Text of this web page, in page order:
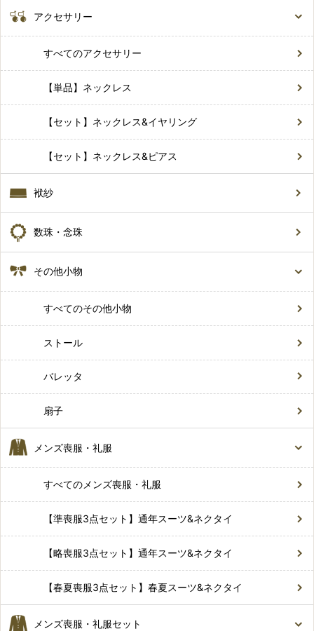
アクセサリー
すべてのアクセサリー
【単品】ネックレス
【セット】ネックレス&イヤリング
【セット】ネックレス&ピアス
袱紗
数珠・念珠
その他小物
すべてのその他小物
ストール
バレッタ
扇子
メンズ喪服・礼服
すべてのメンズ喪服・礼服
【準喪服3点セット】通年スーツ&ネクタイ
【略喪服3点セット】通年スーツ&ネクタイ
【春夏喪服3点セット】春夏スーツ&ネクタイ
メンズ喪服・礼服セット